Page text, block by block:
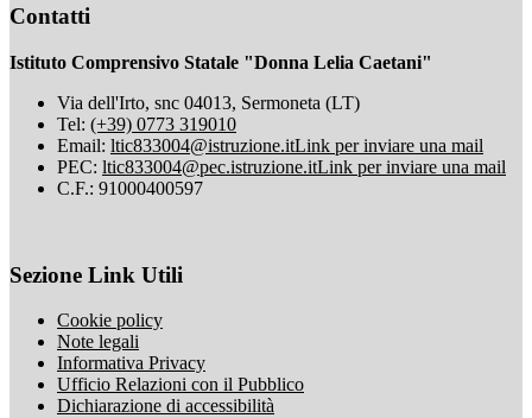
Contatti
Istituto Comprensivo Statale "Donna Lelia Caetani"
Via dell'Irto, snc 04013, Sermoneta (LT)
Tel: (+39) 0773 319010
Email: ltic833004@istruzione.itLink per inviare una mail
PEC: ltic833004@pec.istruzione.itLink per inviare una mail
C.F.: 91000400597
Sezione Link Utili
Cookie policy
Note legali
Informativa Privacy
Ufficio Relazioni con il Pubblico
Dichiarazione di accessibilità